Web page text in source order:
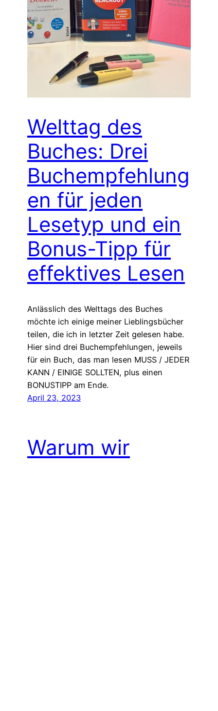
Welttag des
Buches: Drei
Buchempfehlung
en für jeden
Lesetyp und ein
Bonus-Tipp für
effektives Lesen
Anlässlich des Welttags des Buches
möchte ich einige meiner Lieblingsbücher
teilen, die ich in letzter Zeit gelesen habe.
Hier sind drei Buchempfehlungen, jeweils
für ein Buch, das man lesen MUSS / JEDER
KANN / EINIGE SOLLTEN, plus einen
BONUSTIPP am Ende.
April 23, 2023
Warum wir